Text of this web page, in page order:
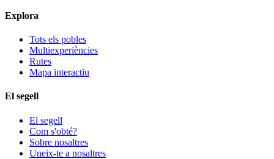
Explora
Tots els pobles
Multiexperiències
Rutes
Mapa interactiu
El segell
El segell
Com s'obté?
Sobre nosaltres
Uneix-te a nosaltres